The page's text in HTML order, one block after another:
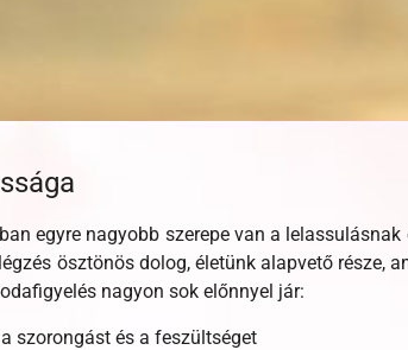
egyre nagyobb szerepe van a
ösztönös dolog, életünk alapvető része,
nagyon sok előnnyel jár:
szorongást és a feszültséget